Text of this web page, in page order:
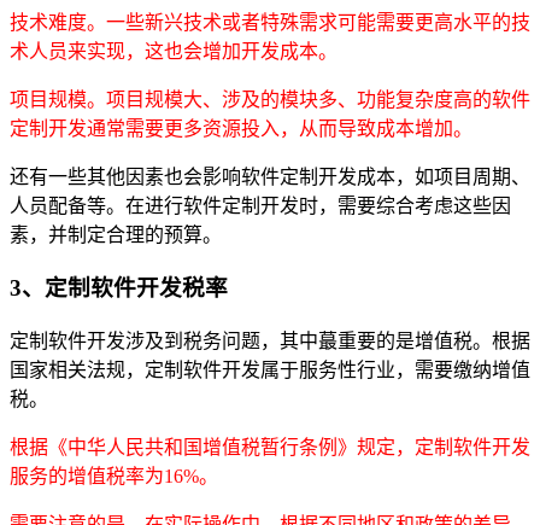
技术难度。一些新兴技术或者特殊需求可能需要更高水平的技
术人员来实现，这也会增加开发成本。
项目规模。项目规模大、涉及的模块多、功能复杂度高的软件
定制开发通常需要更多资源投入，从而导致成本增加。
还有一些其他因素也会影响软件定制开发成本，如项目周期、
人员配备等。在进行软件定制开发时，需要综合考虑这些因
素，并制定合理的预算。
3、定制软件开发税率
定制软件开发涉及到税务问题，其中蕞重要的是增值税。根据
国家相关法规，定制软件开发属于服务性行业，需要缴纳增值
税。
根据《中华人民共和国增值税暂行条例》规定，定制软件开发
服务的增值税率为16%。